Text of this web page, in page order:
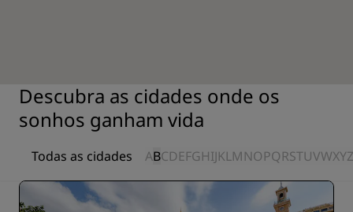
Descubra as cidades onde os
sonhos ganham vida
Todas as cidades ABCDEFGHIJKLMNOPQRSTUVWXYZ